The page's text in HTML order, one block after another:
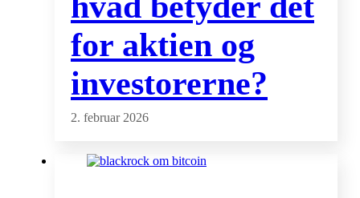
for aktien og
investorerne?
2. februar 2026